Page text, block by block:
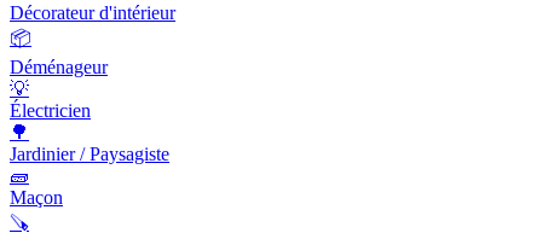
Décorateur d'intérieur
📦
Déménageur
💡
Électricien
🌳
Jardinier / Paysagiste
🧱
Maçon
🪚